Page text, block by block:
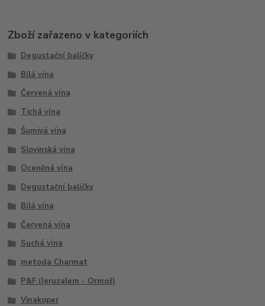
Zboží zařazeno v kategoriích
Degustační balíčky
Bílá vína
Červená vína
Tichá vína
Šumivá vína
Slovinská vína
Oceněná vína
Degustační balíčky
Bílá vína
Červená vína
Suchá vína
metoda Charmat
P&F (Jeruzalem - Ormož)
Vinakoper